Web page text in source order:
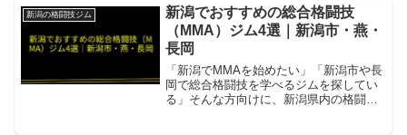
ど）展開項目内容所在地...
新潟の格闘技ジム
新潟でおすすめの総合格闘技
（MMA）ジム4選｜新潟市・燕・
長岡
「新潟でMMAを始めたい」「新潟市や長
岡で総合格闘技を学べるジムを探してい
る」そんな方向けに、新潟県内の格闘技